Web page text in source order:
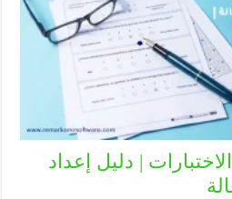
| دليل إعداد